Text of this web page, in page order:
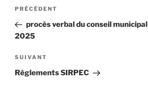
PRÉCÉDENT
procès verbal du conseil
2025
SUIVANT
Règlements SIRPEC